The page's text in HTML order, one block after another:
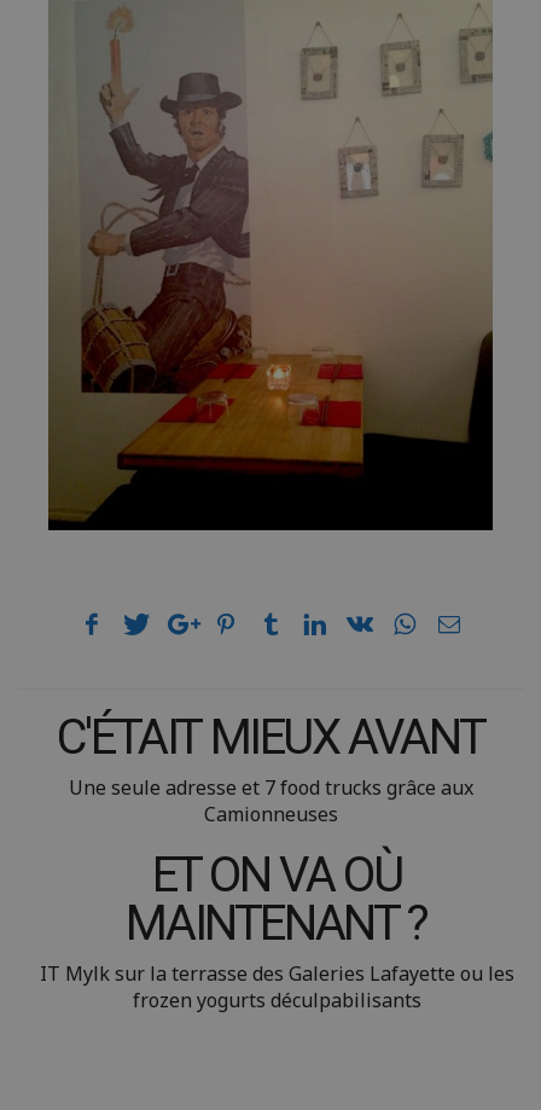
C'ÉTAIT MIEUX AVANT
Une seule adresse et 7 food trucks grâce aux
Camionneuses
ET ON VA OÙ
MAINTENANT ?
IT Mylk sur la terrasse des Galeries Lafayette ou les
frozen yogurts déculpabilisants